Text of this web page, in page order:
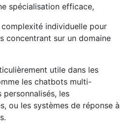
spécialisation efficace,
individuelle pour
concentrant sur un domaine
utile dans les
les chatbots multi-
personnalisés, les
ou les systèmes de réponse à